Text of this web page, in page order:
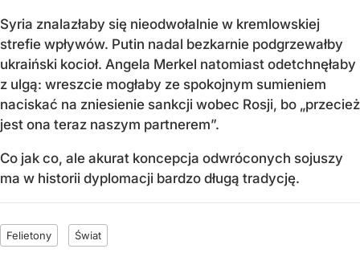
Syria znalazłaby się nieodwołalnie w kremlowskiej
strefie wpływów. Putin nadal bezkarnie podgrzewałby
ukraiński kocioł. Angela Merkel natomiast odetchnęłaby
z ulgą: wreszcie mogłaby ze spokojnym sumieniem
naciskać na zniesienie sankcji wobec Rosji, bo „przecież
jest ona teraz naszym partnerem”.
Co jak co, ale akurat koncepcja odwróconych sojuszy
ma w historii dyplomacji bardzo długą tradycję.
Felietony Świat